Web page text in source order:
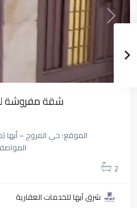
Next
شقة مفروشة
الموقع: حي المروج –
المواصفات: 5 غرف
2
شرق آبها للخدمات العقارية